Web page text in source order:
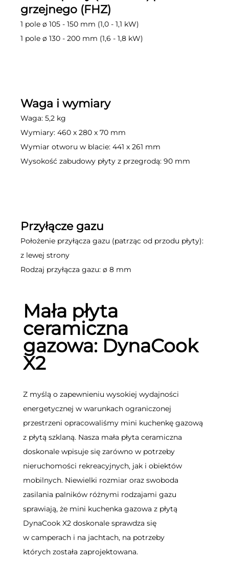
grzejnego (FHZ)
1 pole ø 105 - 150 mm (1,0 - 1,1 kW)
1 pole ø 130 - 200 mm (1,6 - 1,8 kW)
Waga i wymiary
Waga: 5,2 kg
Wymiary: 460 x 280 x 70 mm
Wymiar otworu w blacie: 441 x 261 mm
Wysokość zabudowy płyty z przegrodą: 90 mm
Przyłącze gazu
Położenie przyłącza gazu (patrząc od przodu płyty):
z lewej strony
Rodzaj przyłącza gazu: ø 8 mm
Mała płyta
ceramiczna
gazowa: DynaCook
X2
Z myślą o zapewnieniu wysokiej wydajności
energetycznej w warunkach ograniczonej
przestrzeni opracowaliśmy mini kuchenkę gazową
z płytą szklaną. Nasza mała płyta ceramiczna
doskonale wpisuje się zarówno w potrzeby
nieruchomości rekreacyjnych, jak i obiektów
mobilnych. Niewielki rozmiar oraz swoboda
zasilania palników różnymi rodzajami gazu
sprawiają, że mini kuchenka gazowa z płytą
DynaCook X2 doskonale sprawdza się
w camperach i na jachtach, na potrzeby
których została zaprojektowana.